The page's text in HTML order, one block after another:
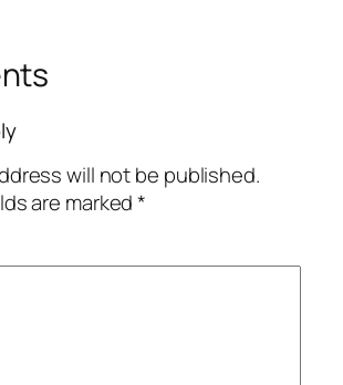
will not be published.
are marked*